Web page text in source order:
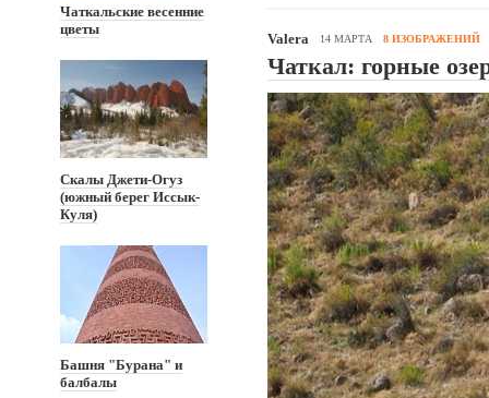
Чаткальские весенние
цветы
Скалы Джети-Огуз
(южный берег Иссык-
Куля)
Башня "Бурана" и
балбалы
Valera 14 МАРТА 8 ИЗОБРАЖЕНИЙ
Чаткал: горные